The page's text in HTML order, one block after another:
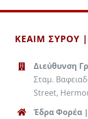
ΚΕΑΙΜ ΣΥΡΟΥ |
Διεύθυνση
Σταμ.
Street,
Έδρα Φορέα